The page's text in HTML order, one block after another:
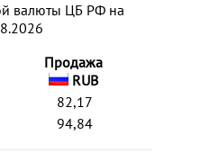
валюты ЦБ РФ на
Продажа
RUB
82,17
94,84